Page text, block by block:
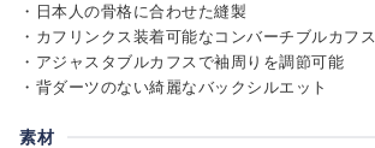
・日本人の骨格に合わせた縫製
・カフリンクス装着可能なコンバーチブルカフス
・アジャスタブルカフスで袖周りを調節可能
・背ダーツのない綺麗なバックシルエット
素材